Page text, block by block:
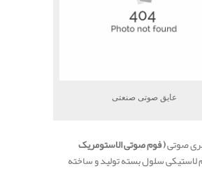
عایق صوتی صنعتی
صوتی( فوم صوتی الاستومریک
لاستیکی سلول بسته تولید و ساخته